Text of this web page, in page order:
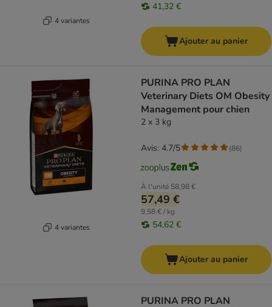
4 variantes
41,32 €
Ajouter au panier
4 variantes
PURINA PRO PLAN
Veterinary Diets OM Obesity
Management pour chien
2 x 3 kg
À l'unité 58,98 €
57,49 €
9,58 € / kg
54,62 €
Avis: 4.7/5 (86)
Ajouter au panier
PURINA PRO PLAN